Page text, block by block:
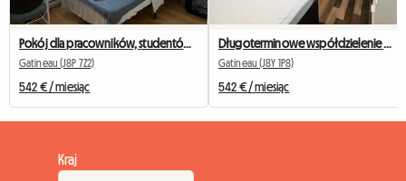
Pokój dla pracowników, studentów lub turystów
Gatineau (J8P 7Z2)
542 € / miesiąc
Długoterminowe współdzielenie mieszkania
Gatineau (J8Y 1P8)
542 € / miesiąc
Kraj